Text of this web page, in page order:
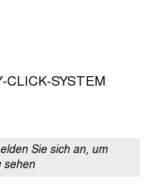
CLICK-SYSTEM
Sie sich an, um
sehen